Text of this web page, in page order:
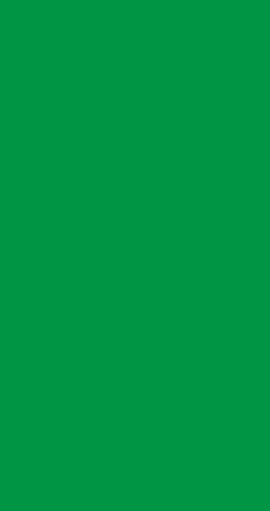
सृजना, सबै
शर्माले उल्लेख
बताए ।
लागू हुने उनले
अडियो
लागेको, दीर्घ
शहीद